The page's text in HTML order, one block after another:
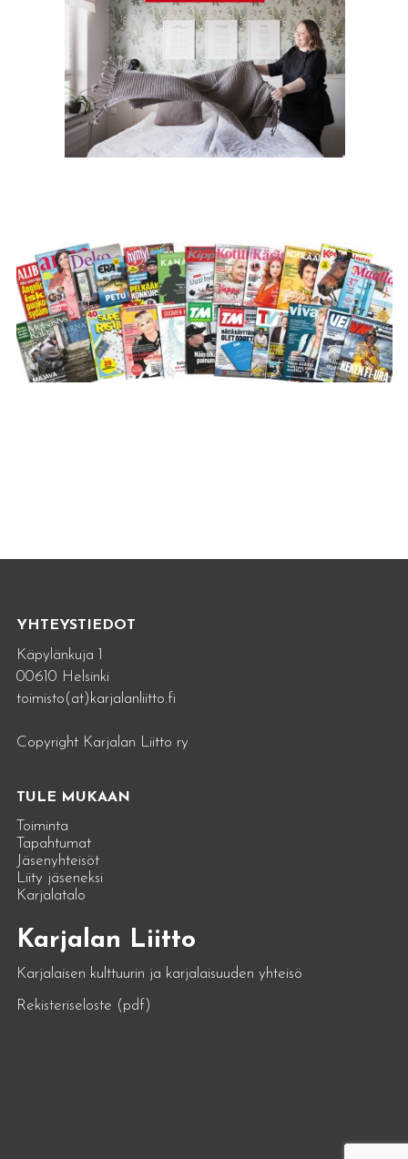
YHTEYSTIEDOT
Käpylänkuja 1
00610 Helsinki
toimisto(at)karjalanliitto.fi
Copyright Karjalan Liitto ry
TULE MUKAAN
Toiminta
Tapahtumat
Jäsenyhteisöt
Liity jäseneksi
Karjalatalo
Karjalan Liitto
Karjalaisen kulttuurin ja karjalaisuuden yhteisö
Rekisteriseloste (pdf)